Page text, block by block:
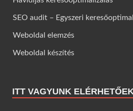
SEO audit – Egyszeri
Weboldal elemzés
Weboldal készítés
ITT VAGYUNK ELÉRHETŐEK